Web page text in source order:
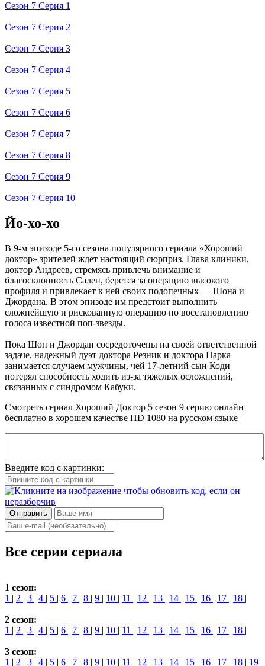
Сезон 7 Серия 1
Сезон 7 Серия 2
Сезон 7 Серия 3
Сезон 7 Серия 4
Сезон 7 Серия 5
Сезон 7 Серия 6
Сезон 7 Серия 7
Сезон 7 Серия 8
Сезон 7 Серия 9
Сезон 7 Серия 10
Йо-хо-хо
В 9-м эпизоде 5-го сезона популярного сериала «Хороший
доктор» зрителей ждет настоящий сюрприз. Глава клиники,
доктор Андреев, стремясь привлечь внимание и
благосклонность Сален, берется за операцию высокого
профиля и привлекает к ней своих подопечных — Шона и
Джордана. В этом эпизоде им предстоит выполнить
сложнейшую и рискованную операцию по восстановлению
голоса известной поп-звезды.
Пока Шон и Джордан сосредоточены на своей ответственной
задаче, надежный дуэт доктора Резник и доктора Парка
занимается случаем мужчины, чей 17-летний сын Коди
потерял способность ходить из-за тяжелых осложнений,
связанных с синдромом Кабуки.
Смотреть сериал Хороший Доктор 5 сезон 9 серию онлайн
бесплатно в хорошем качестве HD 1080 на русском языке
Введите код с картинки:
Отправить
Все серии сериала
1 сезон:
1 | 2 | 3 | 4 | 5 | 6 | 7 | 8 | 9 | 10 | 11 | 12 | 13 | 14 | 15 | 16 | 17 | 18 |
2 сезон:
1 | 2 | 3 | 4 | 5 | 6 | 7 | 8 | 9 | 10 | 11 | 12 | 13 | 14 | 15 | 16 | 17 | 18 |
3 сезон:
1 | 2 | 3 | 4 | 5 | 6 | 7 | 8 | 9 | 10 | 11 | 12 | 13 | 14 | 15 | 16 | 17 | 18 | 19